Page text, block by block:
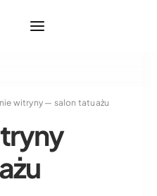
witryny — salon tatuażu